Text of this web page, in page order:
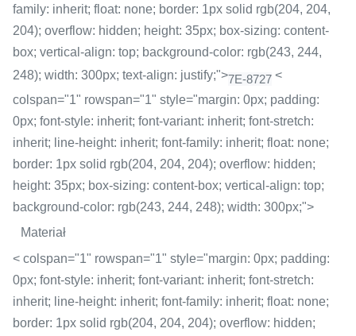
family: inherit; float: none; border: 1px solid rgb(204, 204,
204); overflow: hidden; height: 35px; box-sizing: content-
box; vertical-align: top; background-color: rgb(243, 244,
248); width: 300px; text-align: justify;">7E-8727 <
colspan="1" rowspan="1" style="margin: 0px; padding:
0px; font-style: inherit; font-variant: inherit; font-stretch:
inherit; line-height: inherit; font-family: inherit; float: none;
border: 1px solid rgb(204, 204, 204); overflow: hidden;
height: 35px; box-sizing: content-box; vertical-align: top;
background-color: rgb(243, 244, 248); width: 300px;">
Materiał
< colspan="1" rowspan="1" style="margin: 0px; padding:
0px; font-style: inherit; font-variant: inherit; font-stretch:
inherit; line-height: inherit; font-family: inherit; float: none;
border: 1px solid rgb(204, 204, 204); overflow: hidden;